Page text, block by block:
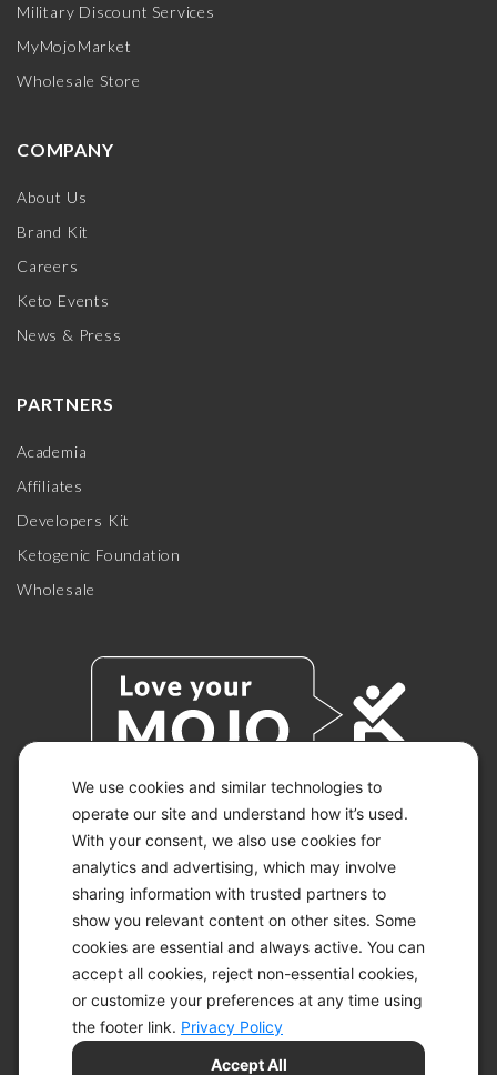
We use cookies and similar technologies to
operate our site and understand how it’s used.
With your consent, we also use cookies for
analytics and advertising, which may involve
sharing information with trusted partners to
show you relevant content on other sites. Some
cookies are essential and always active. You can
accept all cookies, reject non-essential cookies,
or customize your preferences at any time using
the footer link. Privacy Policy
Accept All
Military Discount Services
MyMojoMarket
Wholesale Store
COMPANY
About Us
Brand Kit
Careers
Keto Events
News & Press
PARTNERS
Academia
Affiliates
Developers Kit
Ketogenic Foundation
Wholesale
© 2026 KETO-MOJO.
ALL RIGHTS RESERVED.
ACCESSIBILITY STATEMENT
DISCLAIMER
PRIVACY CHOICES
PRIVACY POLICY